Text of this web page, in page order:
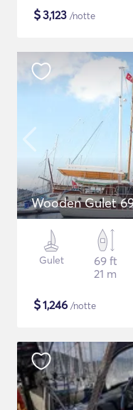
$3,123 /notte
Wooden Gulet
Gulet
69 ft
21 m
$1,246 /notte